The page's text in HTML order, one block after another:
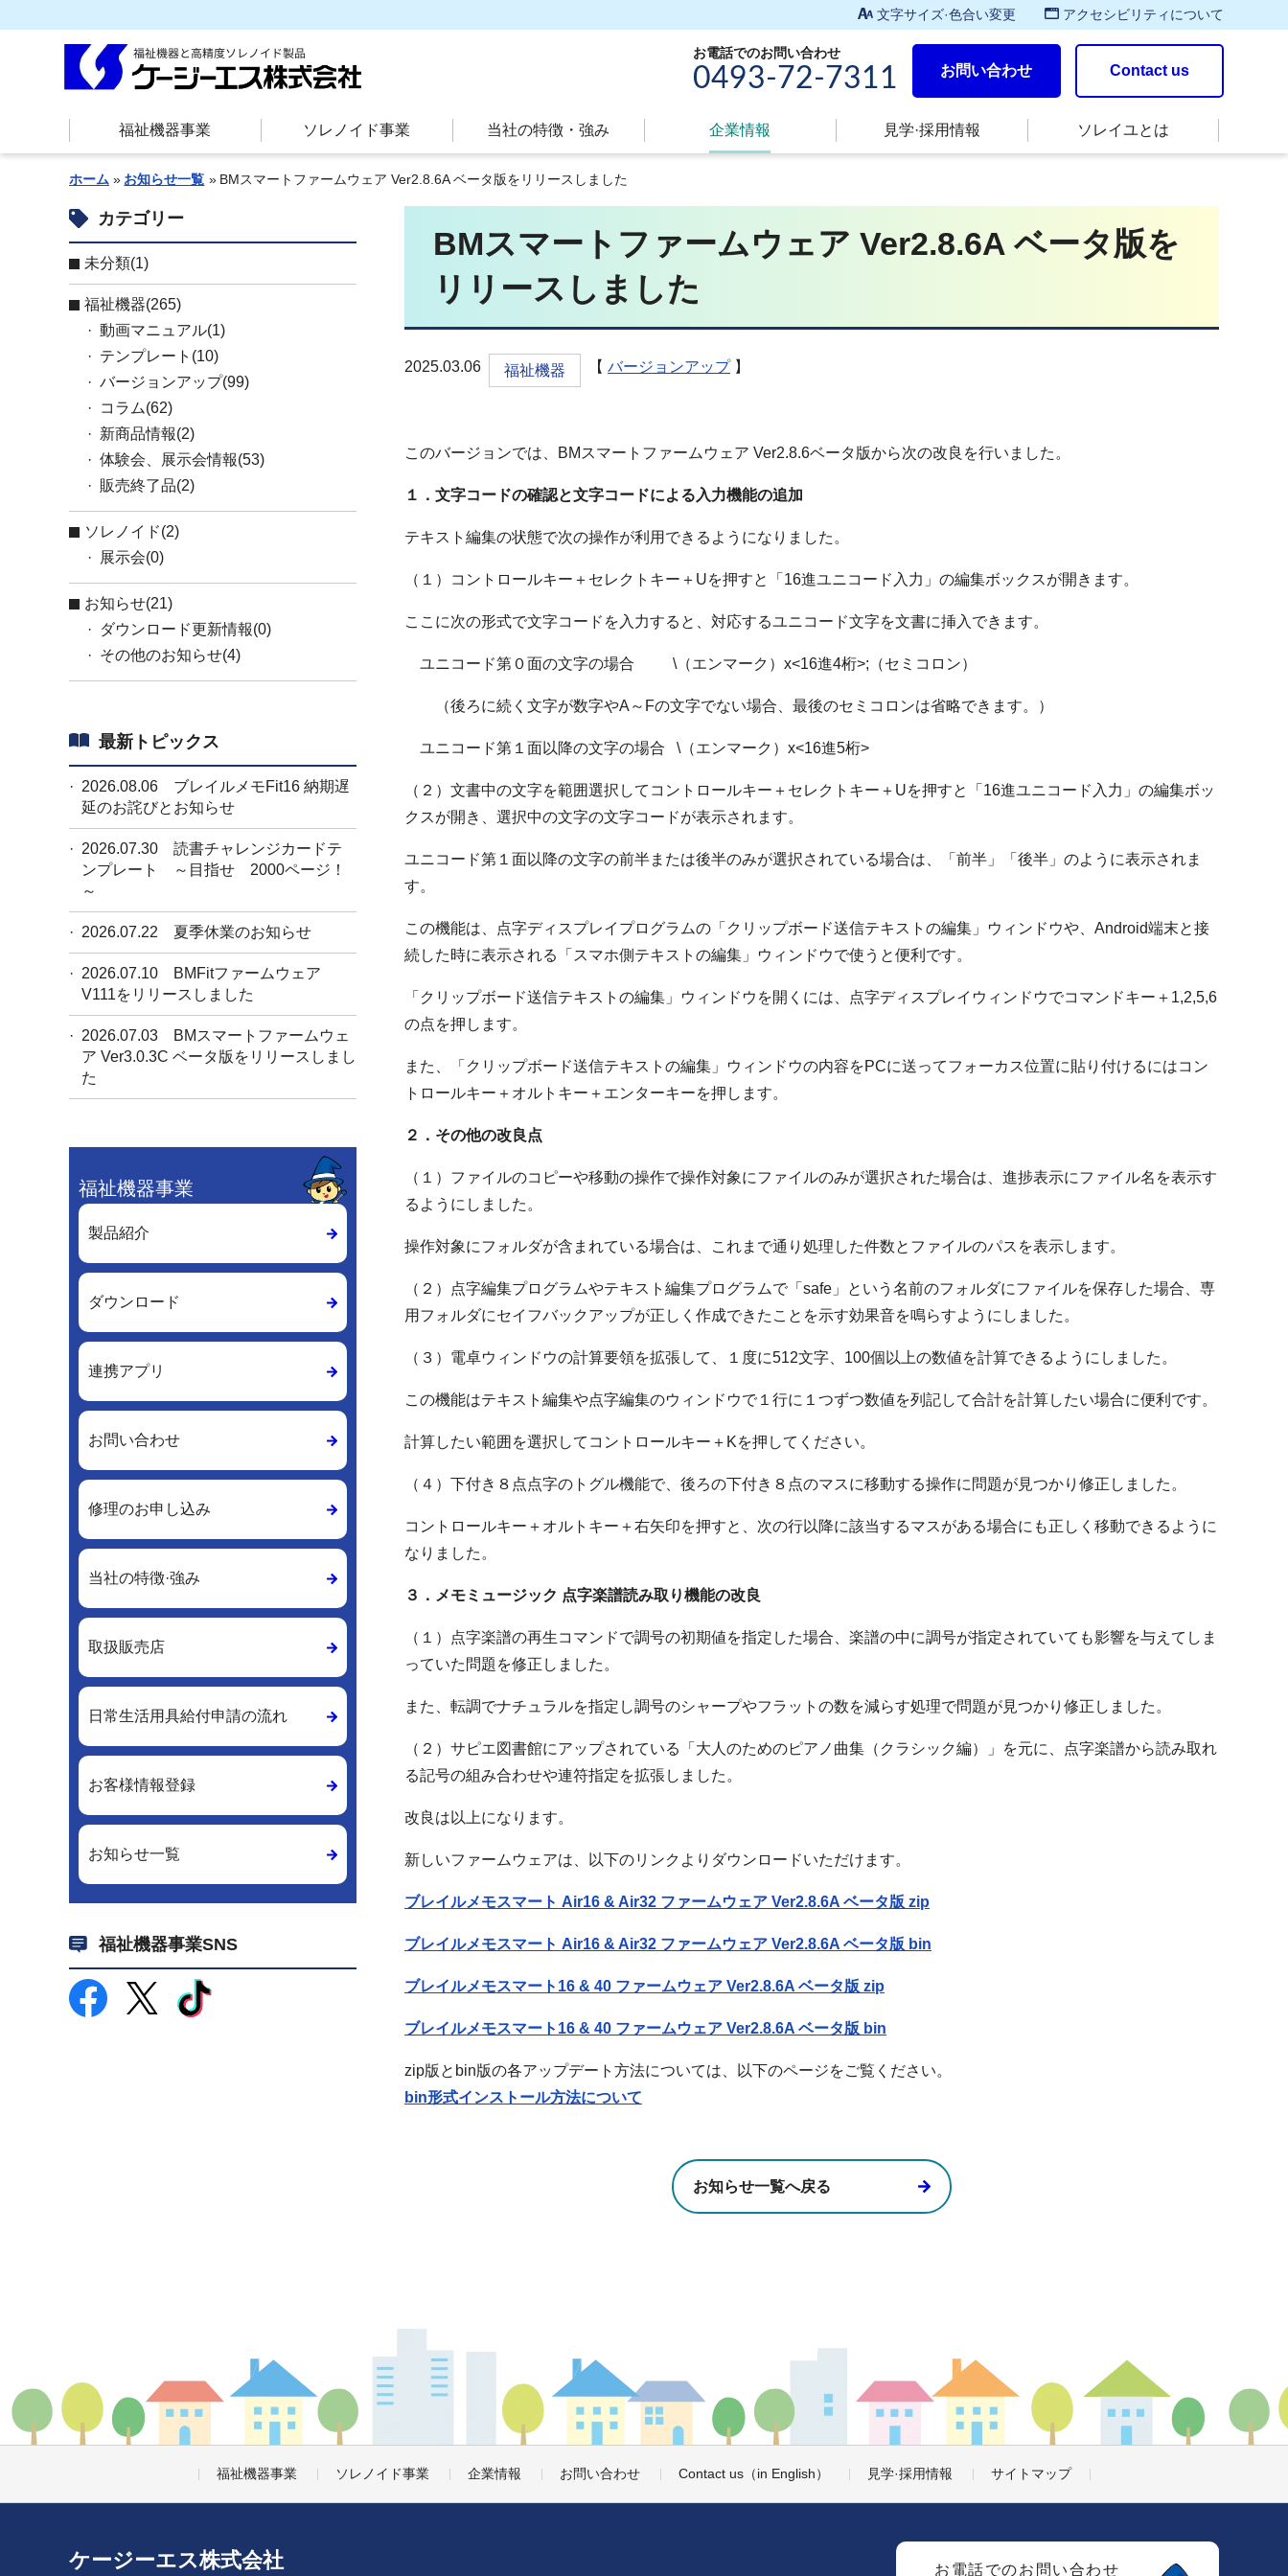
文字サイズ·色合い変更 アクセシビリティについて
お電話でのお問い合わせ
0493-72-7311 お問い合わせ Contact us
福祉機器事業 ソレノイド事業 当社の特徴・強み
現
在
ペ
ー
企業情報 見学·採用情報 ソレイユとは
ホーム お知らせ一覧 BMスマートファームウェア Ver2.8.6A ベータ版をリリースしました
お知らせ
カテゴリー
未分類(1)
福祉機器(265)
動画マニュアル(1)
テンプレート(10)
バージョンアップ(99)
コラム(62)
新商品情報(2)
体験会、展示会情報(53)
販売終了品(2)
ソレノイド(2)
展示会(0)
お知らせ(21)
ダウンロード更新情報(0)
その他のお知らせ(4)
最新トピックス
2026.08.06
ブレイルメモFit16 納期遅
延のお詫びとお知らせ
2026.07.30
読書チャレンジカードテ
ンプレート ～目指せ 2000ページ！
～
2026.07.22 夏季休業のお知らせ
2026.07.10
BMFitファームウェア
V111をリリースしました
2026.07.03
BMスマートファームウェ
ア Ver3.0.3C ベータ版をリリースしまし
た
福祉機器事業
製品紹介
ダウンロード
連携アプリ
お問い合わせ
修理のお申し込み
当社の特徴·強み
取扱販売店
日常生活用具給付申請の流れ
お客様情報登録
お知らせ一覧
福祉機器事業SNS
BMスマートファームウェア Ver2.8.6A ベータ版を
リリースしました
2025.03.06 福祉機器 【バージョンアップ】
このバージョンでは、BMスマートファームウェア Ver2.8.6ベータ版から次の改良を行いました。
１．文字コードの確認と文字コードによる入力機能の追加
テキスト編集の状態で次の操作が利用できるようになりました。
（１）コントロールキー＋セレクトキー＋Uを押すと「16進ユニコード入力」の編集ボックスが開きます。
ここに次の形式で文字コードを入力すると、対応するユニコード文字を文書に挿入できます。
ユニコード第０面の文字の場合 \（エンマーク）x<16進4桁>;（セミコロン）
（後ろに続く文字が数字やA～Fの文字でない場合、最後のセミコロンは省略できます。）
ユニコード第１面以降の文字の場合 \（エンマーク）x<16進5桁>
（２）文書中の文字を範囲選択してコントロールキー＋セレクトキー＋Uを押すと「16進ユニコード入力」の編集ボッ
クスが開き、選択中の文字の文字コードが表示されます。
ユニコード第１面以降の文字の前半または後半のみが選択されている場合は、「前半」「後半」のように表示されま
す。
この機能は、点字ディスプレイプログラムの「クリップボード送信テキストの編集」ウィンドウや、Android端末と接
続した時に表示される「スマホ側テキストの編集」ウィンドウで使うと便利です。
「クリップボード送信テキストの編集」ウィンドウを開くには、点字ディスプレイウィンドウでコマンドキー＋1,2,5,6
の点を押します。
また、「クリップボード送信テキストの編集」ウィンドウの内容をPCに送ってフォーカス位置に貼り付けるにはコン
トロールキー＋オルトキー＋エンターキーを押します。
２．その他の改良点
（１）ファイルのコピーや移動の操作で操作対象にファイルのみが選択された場合は、進捗表示にファイル名を表示す
るようにしました。
操作対象にフォルダが含まれている場合は、これまで通り処理した件数とファイルのパスを表示します。
（２）点字編集プログラムやテキスト編集プログラムで「safe」という名前のフォルダにファイルを保存した場合、専
用フォルダにセイフバックアップが正しく作成できたことを示す効果音を鳴らすようにしました。
（３）電卓ウィンドウの計算要領を拡張して、１度に512文字、100個以上の数値を計算できるようにしました。
この機能はテキスト編集や点字編集のウィンドウで１行に１つずつ数値を列記して合計を計算したい場合に便利です。
計算したい範囲を選択してコントロールキー＋Kを押してください。
（４）下付き８点点字のトグル機能で、後ろの下付き８点のマスに移動する操作に問題が見つかり修正しました。
コントロールキー＋オルトキー＋右矢印を押すと、次の行以降に該当するマスがある場合にも正しく移動できるように
なりました。
３．メモミュージック 点字楽譜読み取り機能の改良
（１）点字楽譜の再生コマンドで調号の初期値を指定した場合、楽譜の中に調号が指定されていても影響を与えてしま
っていた問題を修正しました。
また、転調でナチュラルを指定し調号のシャープやフラットの数を減らす処理で問題が見つかり修正しました。
（２）サピエ図書館にアップされている「大人のためのピアノ曲集（クラシック編）」を元に、点字楽譜から読み取れ
る記号の組み合わせや連符指定を拡張しました。
改良は以上になります。
新しいファームウェアは、以下のリンクよりダウンロードいただけます。
ブレイルメモスマート Air16 & Air32 ファームウェア Ver2.8.6A ベータ版 zip
ブレイルメモスマート Air16 & Air32 ファームウェア Ver2.8.6A ベータ版 bin
ブレイルメモスマート16 & 40 ファームウェア Ver2.8.6A ベータ版 zip
ブレイルメモスマート16 & 40 ファームウェア Ver2.8.6A ベータ版 bin
zip版とbin版の各アップデート方法については、以下のページをご覧ください。
bin形式インストール方法について
お知らせ一覧へ戻る
福祉機器事業 ソレノイド事業 企業情報 お問い合わせ Contact us （in English） 見学·採用情報 サイトマップ
ケージーエス株式会社 お電話でのお問い合わせ